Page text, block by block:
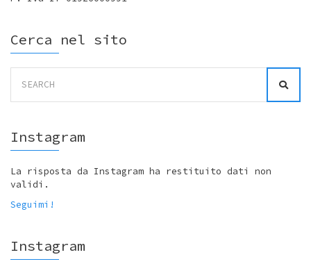
Cerca nel sito
for:
Instagram
La risposta da Instagram ha restituito dati non
validi.
Seguimi!
Instagram